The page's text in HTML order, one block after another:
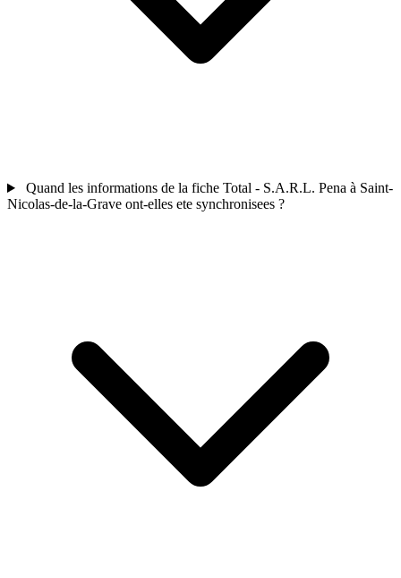
Quand les informations de la fiche Total - S.A.R.L. Pena à Saint-
Nicolas-de-la-Grave ont-elles ete synchronisees ?